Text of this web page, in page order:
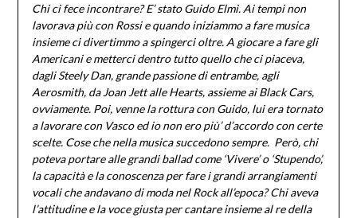
Chi ci fece incontrare? E’ stato Guido Elmi. Ai tempi non
lavorava più con Rossi e quando iniziammo a fare musica
insieme ci divertimmo a spingerci oltre. A giocare a fare gli
Americani e metterci dentro tutto quello che ci piaceva,
dagli Steely Dan, grande passione di entrambe, agli
Aerosmith, da Joan Jett alle Hearts, assieme ai Black Cars,
ovviamente. Poi, venne la rottura con Guido, lui era tornato
a lavorare con Vasco ed io non ero più’ d’accordo con certe
scelte. Cose che nella musica succedono sempre. Però, chi
poteva portare alle grandi ballad come ‘Vivere’ o ‘Stupendo’,
la capacità e la conoscenza per fare i grandi arrangiamenti
vocali che andavano di moda nel Rock all’epoca? Chi aveva
l’attitudine e la voce giusta per cantare insieme al re della